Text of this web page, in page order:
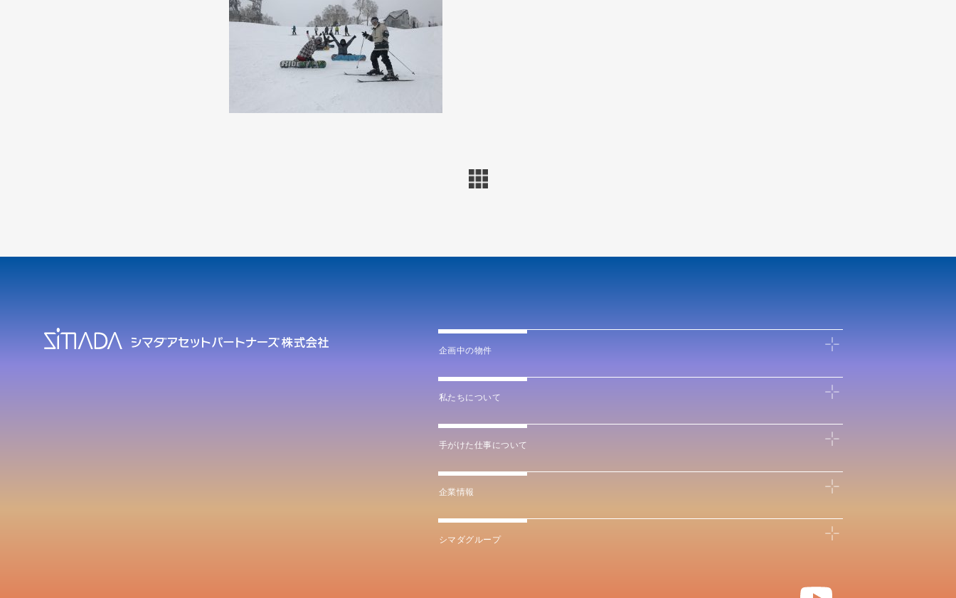
企画中の物件
私たちについて
手がけた仕事について
企業情報
シマダグループ